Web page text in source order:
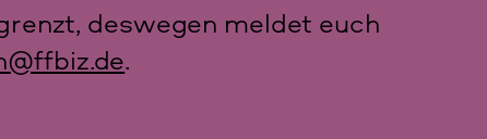
deswegen meldet euch
.